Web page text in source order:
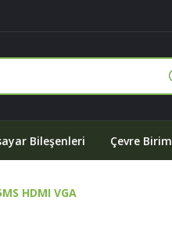
Bileşenleri Çevre
HDMI VGA